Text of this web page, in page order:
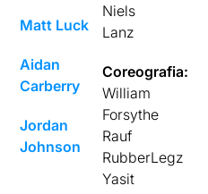
Matt Luck
Aidan
Carberry
Jordan
Johnson
Niels
Lanz
Coreografia:
William
Forsythe
Rauf
RubberLegz
Yasit